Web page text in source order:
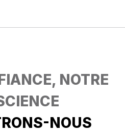
NOTRE
NOUS